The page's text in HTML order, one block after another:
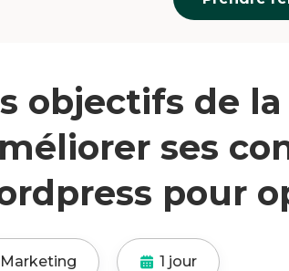
objectifs de
ses
pour
Marketing 1 jour